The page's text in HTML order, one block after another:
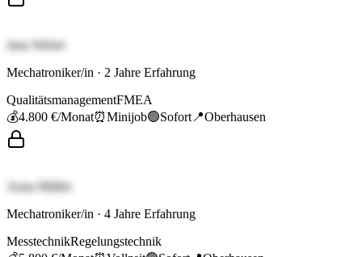
Jana Weber
Mechatroniker/in · 2 Jahre Erfahrung
QualitätsmanagementFMEA
💰4.800 €/Monat⏰Minijob🟢Sofort 📍Oberhausen
Anna Müller
Mechatroniker/in · 4 Jahre Erfahrung
MesstechnikRegelungstechnik